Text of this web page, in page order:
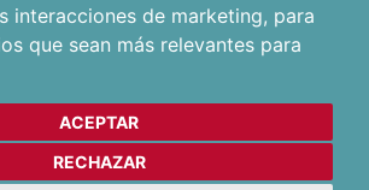
interacciones de marketing, para
que sean más relevantes para
ACEPTAR
RECHAZAR